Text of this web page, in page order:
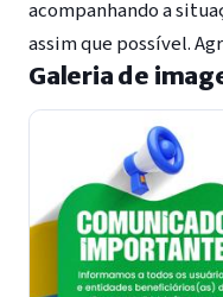
acompanhando a
assim que possível.
Galeria de